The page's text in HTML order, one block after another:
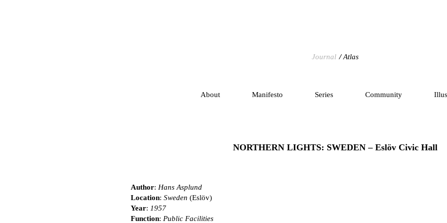
Journal Atlas
About Manifesto Series Community
NORTHERN LIGHTS: SWEDEN – Eslöv Civic Hall
Author: Hans Asplund
Location: Sweden (Eslöv)
Year: 1957
Function: Public Facilities